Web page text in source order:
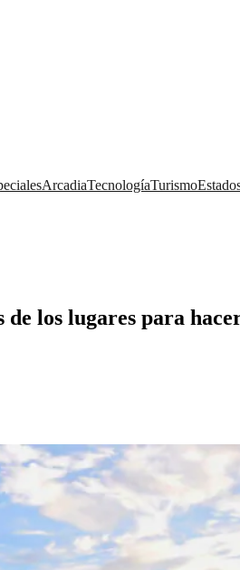
ArcadiaTecnologíaTurismo
de los lugares para